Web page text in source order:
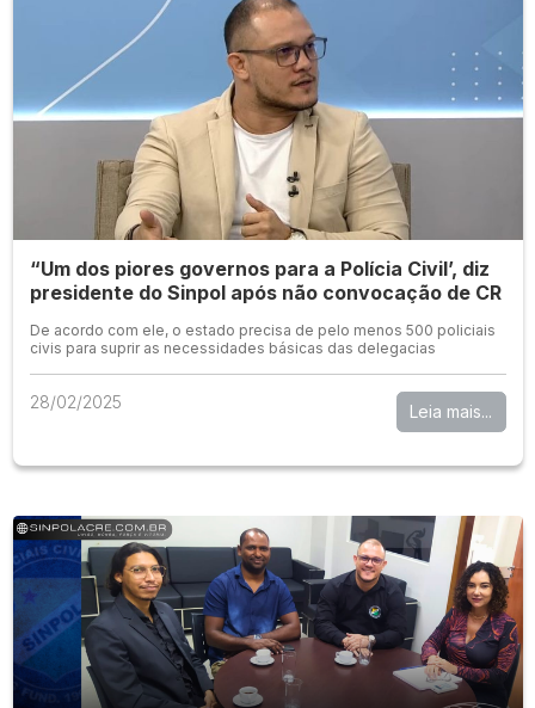
“Um dos piores governos para a Polícia Civil’, diz
presidente do Sinpol após não convocação de CR
De acordo com ele, o estado precisa de pelo menos 500 policiais
civis para suprir as necessidades básicas das delegacias
28/02/2025 Leia mais...